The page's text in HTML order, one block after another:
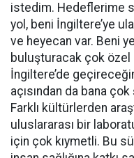
istedim. Hedeflerime
yol, beni İngiltere’ye
ve heyecan var. Beni
buluşturacak çok özel
İngiltere’de
açısından da bana
Farklı kültürlerden
uluslararası bir
için çok kıymetli. Bu